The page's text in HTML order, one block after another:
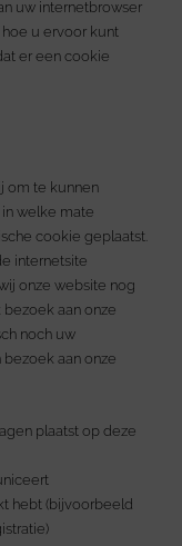
uw internetbrowser
u ervoor kunt
er een cookie
om te kunnen
in welke mate
cookie geplaatst.
internetsite
onze website nog
aan onze
noch uw
aan onze
plaatst op deze
hebt (bijvoorbeeld